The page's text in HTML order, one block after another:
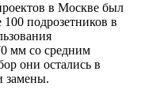
в Москве был
подрозетников в
мм со средним
они остались в
замены.